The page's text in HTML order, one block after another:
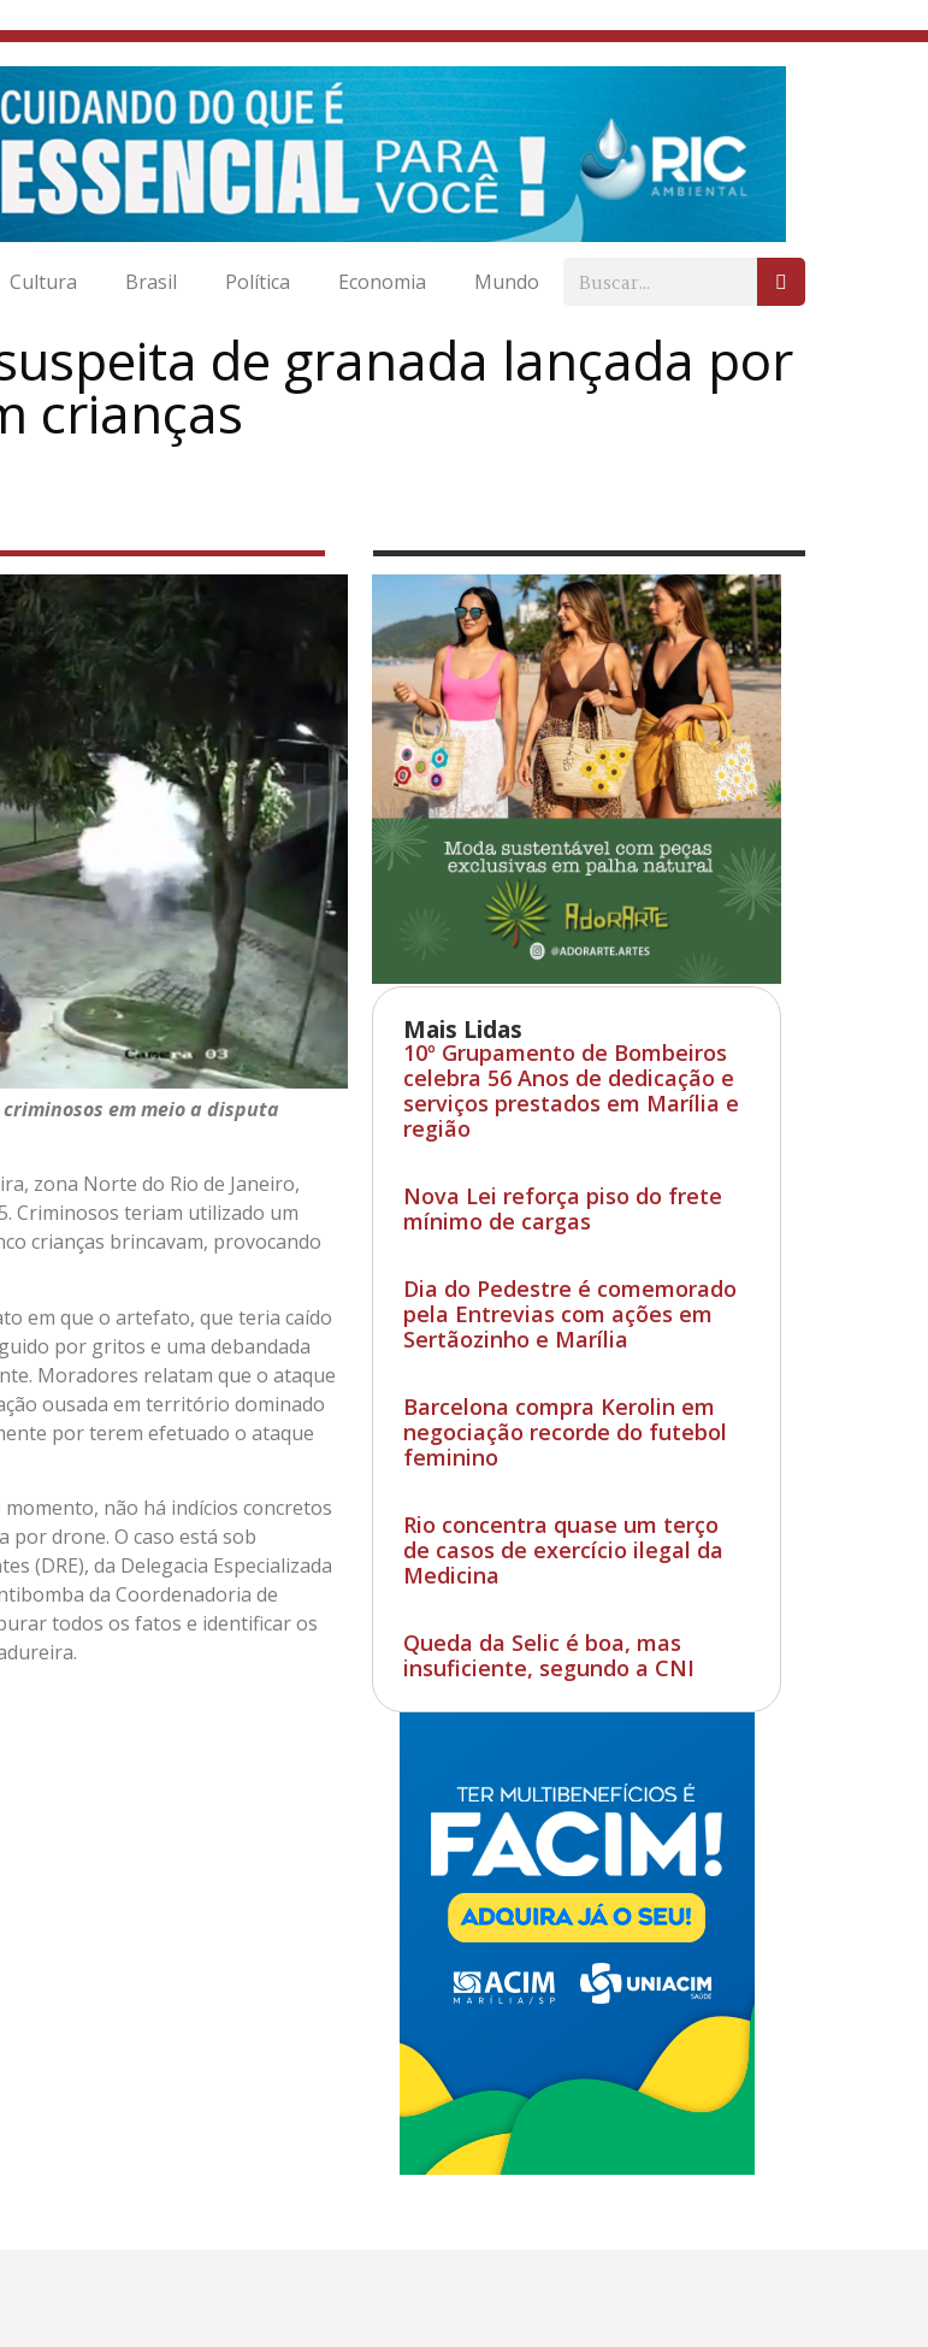
Cultura Brasil Política Economia Mundo
de granada lançada por
crianças
Mais Lidas
10º Grupamento de Bombeiros
celebra 56 Anos de dedicação e
serviços prestados em Marília e
região
Nova Lei reforça piso do frete
mínimo de cargas
Dia do Pedestre é comemorado
pela Entrevias com ações em
Sertãozinho e Marília
Barcelona compra Kerolin em
negociação recorde do futebol
feminino
Rio concentra quase um terço
de casos de exercício ilegal da
Medicina
Queda da Selic é boa, mas
insuficiente, segundo a CNI
em meio a disputa
zona Norte do Rio de Janeiro,
Criminosos teriam utilizado um
crianças brincavam, provocando
em que o artefato, que teria caído
por gritos e uma debandada
Moradores relatam que o ataque
ousada em território dominado
por terem efetuado o ataque
não há indícios concretos
por drone. O caso está sob
(DRE), da Delegacia Especializada
da Coordenadoria de
todos os fatos e identificar os